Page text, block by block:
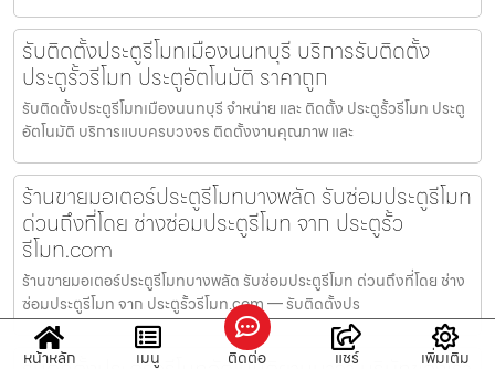
รับติดตั้งประตูรีโมทเมืองนนทบุรี บริการรับติดตั้ง
ประตูรั้วรีโมท ประตูอัตโนมัติ ราคาถูก
รับติดตั้งประตูรีโมทเมืองนนทบุรี จำหน่าย และ ติดตั้ง ประตูรั้วรีโมท ประตู
อัตโนมัติ บริการแบบครบวงจร ติดตั้งงานคุณภาพ และ
ร้านขายมอเตอร์ประตูรีโมทบางพลัด รับซ่อมประตูรีโมท
ด่วนถึงที่โดย ช่างซ่อมประตูรีโมท จาก ประตูรั้ว
รีโมท.com
ร้านขายมอเตอร์ประตูรีโมทบางพลัด รับซ่อมประตูรีโมท ด่วนถึงที่โดย ช่าง
ซ่อมประตูรีโมท จาก ประตูรั้วรีโมท.com — รับติดตั้งปร
หน้าหลัก เมนู ติดต่อ แชร์ เพิ่มเติม